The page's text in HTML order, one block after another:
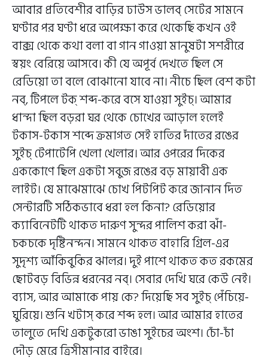
আবার প্রতিবেশীর বাড়ির ঢাউস ভালব্ সেটের সামনে
ঘণ্টার পর ঘণ্টা ধরে অপেক্ষা করে থেকেছি কখন ওই
বাক্স থেকে কথা বলা বা গান গাওয়া মানুষটা সশরীরে
স্বয়ং বেরিয়ে আসবে। কী যে অপূর্ব দেখতে ছিল সে
রেডিয়ো তা বলে বোঝানো যাবে না। নীচে ছিল বেশ কটা
নব্, টিপলে টক্ শব্দ-করে বসে যাওয়া সুইচ্। আমার
ধান্দা ছিল বড়রা ঘর থেকে চোখের আড়াল হলেই
টকাস-টকাস শব্দে ক্রমাগত সেই হাতির দাঁতের রঙের
সুইচ্ টেপাটেপি খেলা খেলার। আর ওপরের দিকের
এককোণে ছিল একটা সবুজ রঙের বড় মায়াবী এক
লাইট। যে মাঝেমাঝে চোখ পিটপিট করে জানান দিত
সেন্টারটি সঠিকভাবে ধরা হল কিনা? রেডিয়োর
ক্যাবিনেটটি থাকত দারুণ সুন্দর পালিশ করা ঝাঁ-
চকচকে দৃষ্টিনন্দন। সামনে থাকত বাহারি গ্রিল-এর
সুদৃশ্য আঁকিবুকির ঝালর। দুই পাশে থাকত কত রকমের
ছোটবড় বিভিন্ন ধরনের নব্। সেবার দেখি ঘরে কেউ নেই।
ব্যাস, আর আমাকে পায় কে? দিয়েছি সব সুইচ্ পেঁচিয়ে-
ঘুরিয়ে। শুনি খটাস্ করে শব্দ হল। আর আমার হাতের
তালুতে দেখি একটুকরো ভাঙা সুইচের অংশ। চোঁ-চাঁ
দৌড় মেরে ত্রিসীমানার বাইরে।